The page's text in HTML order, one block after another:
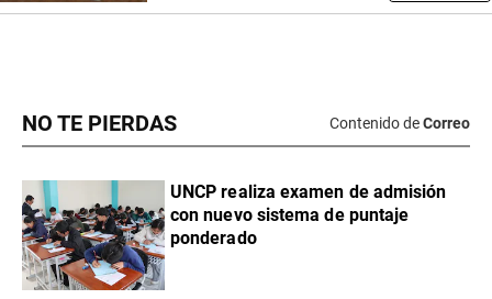
NO TE PIERDAS Contenido deCorreo
UNCP realiza examen de admisión
con nuevo sistema de puntaje
ponderado